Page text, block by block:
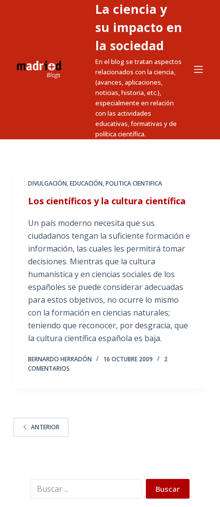
n
La ciencia y
su impacto en
la sociedad
En el blog se tratan aspectos
relacionados con la ciencia,
(avances, aplicaciones,
noticias, historia, etc.),
especialmente en relación
con las actividades
educativas, formativas y de
política científica.
DIVULGACIÓN,EDUCACIÓN,POLITICA CIENTIFICA
Los científicos y la cultura científica
Un país moderno necesita que sus
ciudadanos tengan la suficiente formación e
información, las cuales les permitirá tomar
decisiones. Mientras que la cultura
humanística y en ciencias sociales de los
españoles se puede considerar adecuadas
para estos objetivos, no ocurre lo mismo
con la formación en ciencias naturales;
teniendo que reconocer, por desgracia, que
la cultura científica española es baja.
BERNARDO HERRADÓN 16 OCTUBRE 2009
2
COMENTARIOS
ANTERIOR
Buscar Buscar